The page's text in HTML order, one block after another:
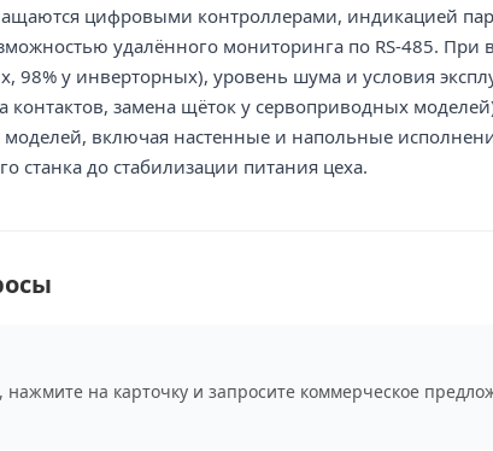
цифровыми контроллерами, индикацией
удалённого мониторинга по RS-485.
98% у инверторных), уровень шума и условия
контактов, замена щёток у сервоприводных
моделей, включая настенные и напольные
до стабилизации питания цеха.
на карточку и запросите коммерческое